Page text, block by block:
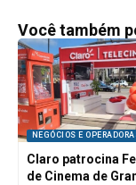
Você também
NEGÓCIOS E
Claro patrocina
de Cinema de